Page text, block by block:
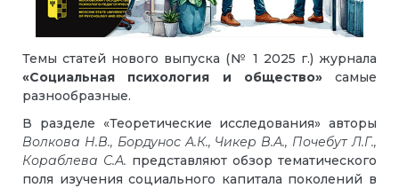
Темы статей нового выпуска (№ 1 2025 г.) журнала
«Социальная психология и общество»самые
разнообразные.
В разделе «Теоретические исследования» авторы
Волкова Н.В., Бордунос А.К., Чикер В.А., Почебут Л.Г.,
Кораблева С.А. представляют обзор тематического
поля изучения социального капитала поколений в